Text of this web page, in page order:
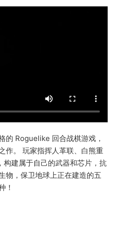
的 Roguelike 回合战棋游戏，
作。 玩家指挥人革联、白熊重
构建属于自己的武器和芯片，抗
物，保卫地球上正在建造的五
！